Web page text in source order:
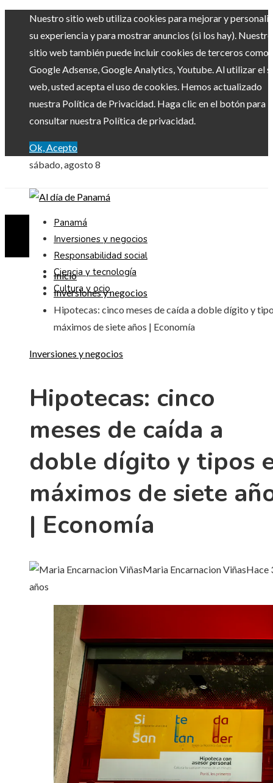
Nuestro sitio web utiliza cookies para mejorar y
su experiencia y para mostrar anuncios (si los hay). Nuestro
sitio web también puede incluir cookies de terceros como
Google Adsense, Google Analytics, Youtube. Al utilizar el
web, usted acepta el uso de cookies. Hemos actualizado
nuestra Política de Privacidad. Haga clic en el botón para
consultar nuestra Política de privacidad.
Ok, Acepto
sábado, agosto 8
Panamá
Inversiones y negocios
Responsabilidad social
Ciencia y tecnología
Cultura y ocio
Inicio
Inversiones y negocios
Hipotecas: cinco meses de caída a doble dígito y
máximos de siete años | Economía
Inversiones y negocios
Hipotecas: cinco
meses de caída a
doble dígito y tipos
máximos de siete
| Economía
Maria Encarnacion ViñasHace
años